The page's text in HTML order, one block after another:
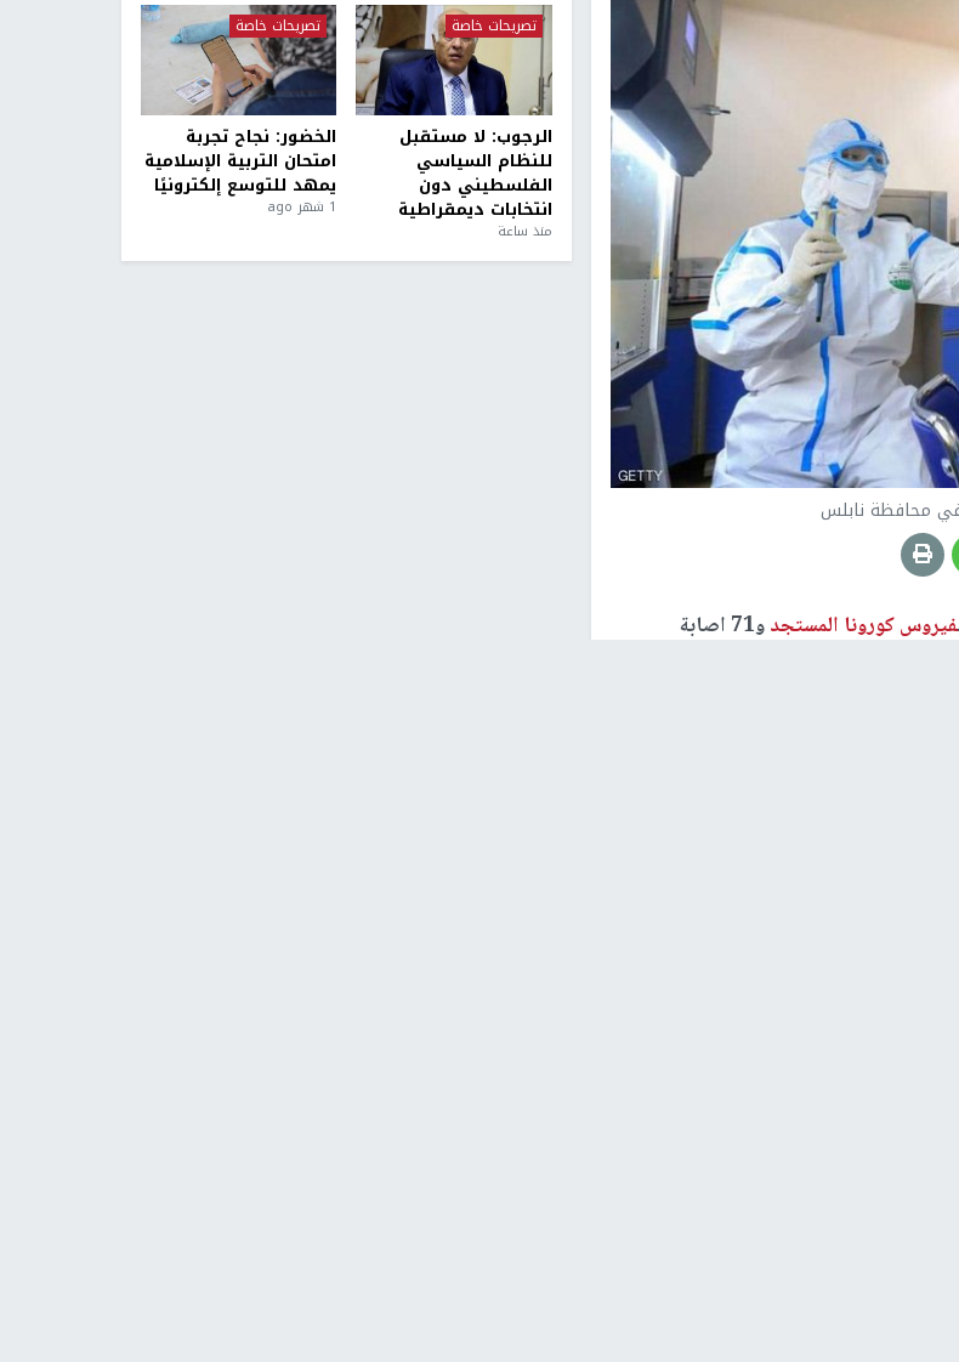
فيروس كورونا المستجد
و71 اصابة
تصريحات خاصة
الرجوب: لا مستقبل
للنظام السياسي
الفلسطيني دون
انتخابات ديمقراطية
منذ ساعة
تصريحات خاصة
الخضور: نجاح تجربة
امتحان التربية الإسلامية
يمهد للتوسع إلكترونيًا
1 شهر ago